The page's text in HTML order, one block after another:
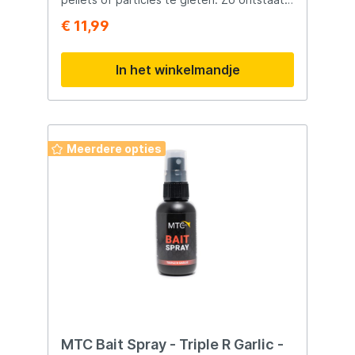
voedsel wolk. De dikke vloeistof is geheel
€ 11,99
In het winkelmandje
Meerdere opties
MTC Bait Spray - Triple R Garlic -